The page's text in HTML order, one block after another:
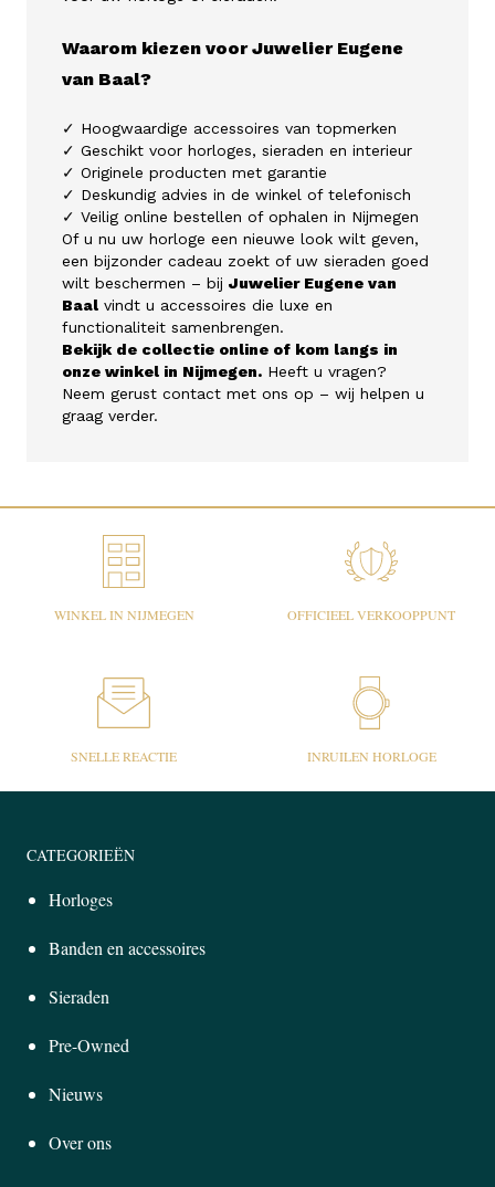
Waarom kiezen voor Juwelier Eugene
van Baal?
✓ Hoogwaardige accessoires van topmerken
✓ Geschikt voor horloges, sieraden en interieur
✓ Originele producten met garantie
✓ Deskundig advies in de winkel of telefonisch
✓ Veilig online bestellen of ophalen in Nijmegen
Of u nu uw horloge een nieuwe look wilt geven,
een bijzonder cadeau zoekt of uw sieraden goed
wilt beschermen – bij Juwelier Eugene van
Baal vindt u accessoires die luxe en
functionaliteit samenbrengen.
Bekijk de collectie online of kom langs in
onze winkel in Nijmegen. Heeft u vragen?
Neem gerust contact met ons op – wij helpen u
graag verder.
WINKEL IN NIJMEGEN OFFICIEEL VERKOOPPUNT
SNELLE REACTIE INRUILEN HORLOGE
CATEGORIEËN
Horloges
Banden en accessoires
Sieraden
Pre-Owned
Nieuws
Over ons